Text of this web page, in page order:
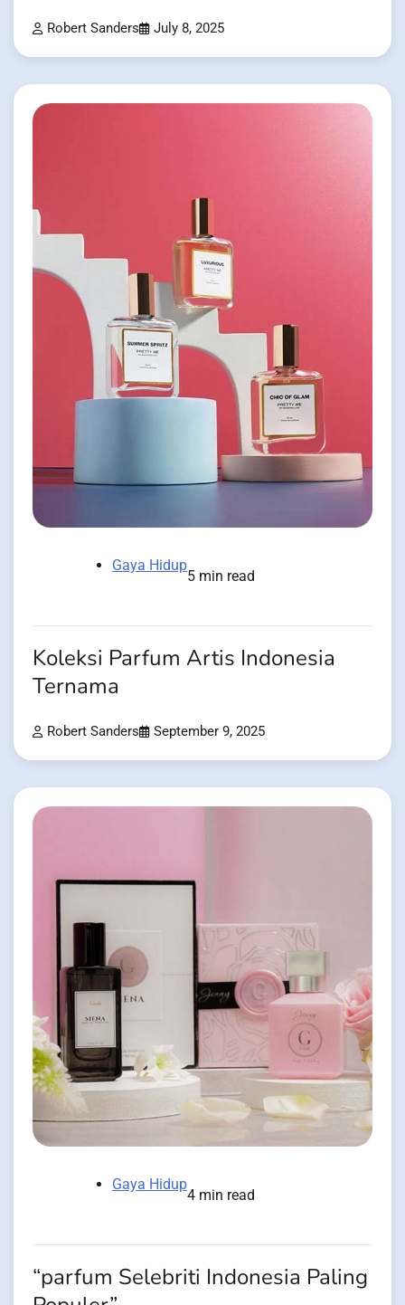
Robert Sanders July 8, 2025
Gaya Hidup
5 min read
Koleksi Parfum Artis Indonesia
Ternama
Robert Sanders September 9, 2025
Gaya Hidup
4 min read
“parfum Selebriti Indonesia Paling